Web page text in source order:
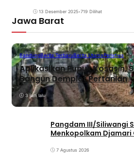
13 Desember 2025•719 Dilihat
Jawa Barat
BandungBerita TerbaruBerita UtamaPeristiwa
Aplikasikan Pupuk Kosasih,
Bangun Demplot Pertanian
3 jam lalu
Pangdam III/Siliwangi
Menkopolkam Djamari
7 Agustus 2026